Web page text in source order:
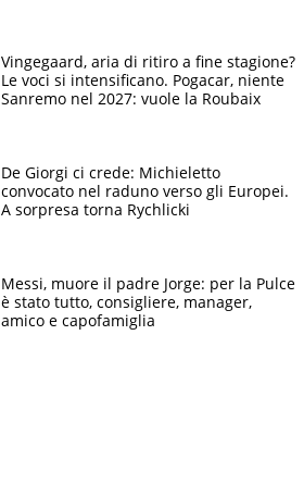
Vingegaard, aria di ritiro a fine stagione?
Le voci si intensificano. Pogacar, niente
Sanremo nel 2027: vuole la Roubaix
De Giorgi ci crede: Michieletto
convocato nel raduno verso gli Europei.
A sorpresa torna Rychlicki
Messi, muore il padre Jorge: per la Pulce
è stato tutto, consigliere, manager,
amico e capofamiglia